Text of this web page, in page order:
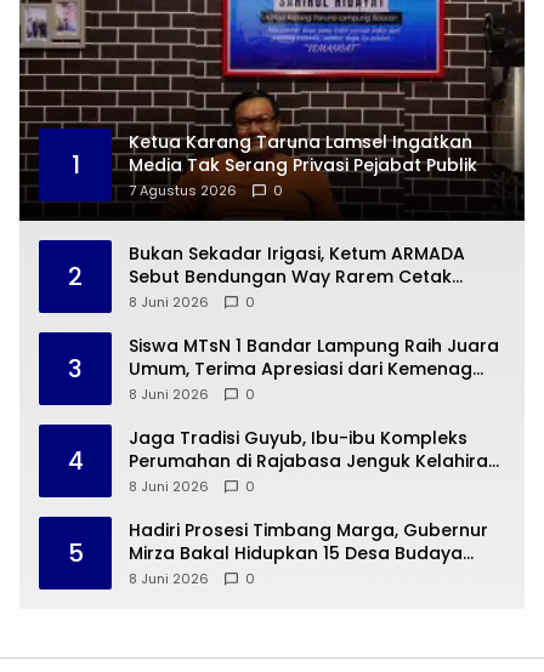
1
Ketua Karang Taruna Lamsel Ingatkan
Media Tak Serang Privasi Pejabat Publik
7 Agustus 2026 0
2
Bukan Sekadar Irigasi, Ketum ARMADA
Sebut Bendungan Way Rarem Cetak
Sejarah Peradaban Lampung
8 Juni 2026 0
3
Siswa MTsN 1 Bandar Lampung Raih Juara
Umum, Terima Apresiasi dari Kemenag
Kota Bandar Lampung
8 Juni 2026 0
4
Jaga Tradisi Guyub, Ibu-ibu Kompleks
Perumahan di Rajabasa Jenguk Kelahiran
Buah Hati Warga
8 Juni 2026 0
5
Hadiri Prosesi Timbang Marga, Gubernur
Mirza Bakal Hidupkan 15 Desa Budaya
Lampung
8 Juni 2026 0